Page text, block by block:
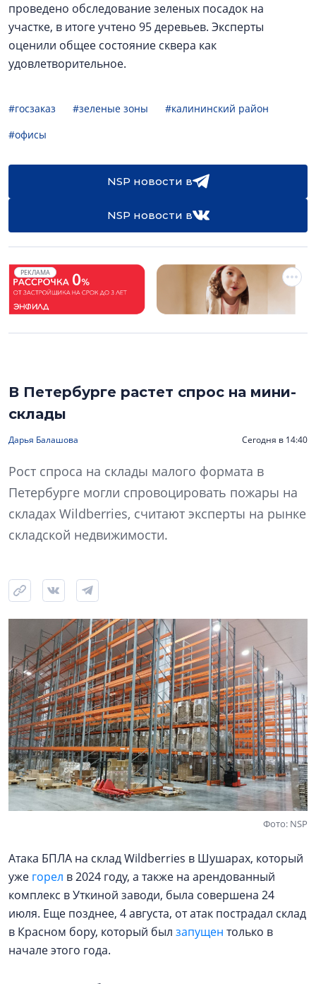
проведено обследование зеленых посадок на
участке, в итоге учтено 95 деревьев. Эксперты
оценили общее состояние сквера как
удовлетворительное.
#госзаказ #зеленые зоны
#калининский район
#офисы
NSP новости в
NSP новости в
РЕКЛАМА
В Петербурге растет спрос на мини-
склады
Дарья Балашова Сегодня в 14:40
Рост спроса на склады малого формата в
Петербурге могли спровоцировать пожары на
складах Wildberries, считают эксперты на рынке
складской недвижимости.
Фото: NSP
Атака БПЛА на склад Wildberries в Шушарах, который
уже горел в 2024 году, а также на арендованный
комплекс в Уткиной заводи, была совершена 24
июля. Еще позднее, 4 августа, от атак пострадал склад
в Красном бору, который был запущен только в
начале этого года.